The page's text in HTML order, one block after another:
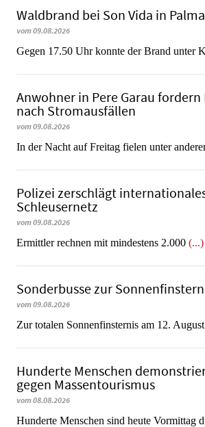
Waldbrand bei Son Vida in Palma
vom 09.08.2026
Gegen 17.50 Uhr konnte der Brand unter
Anwohner in Pere Garau
nach Stromausfällen
vom 09.08.2026
In der Nacht auf Freitag fielen unter
Polizei zerschlägt
Schleusernetz
vom 09.08.2026
Ermittler rechnen mit mindestens 2.000 (...)
Sonderbusse zur
vom 09.08.2026
Zur totalen Sonnenfinsternis am 12.
Hunderte Menschen
gegen Massentourismus
vom 08.08.2026
Hunderte Menschen sind heute Vormittag